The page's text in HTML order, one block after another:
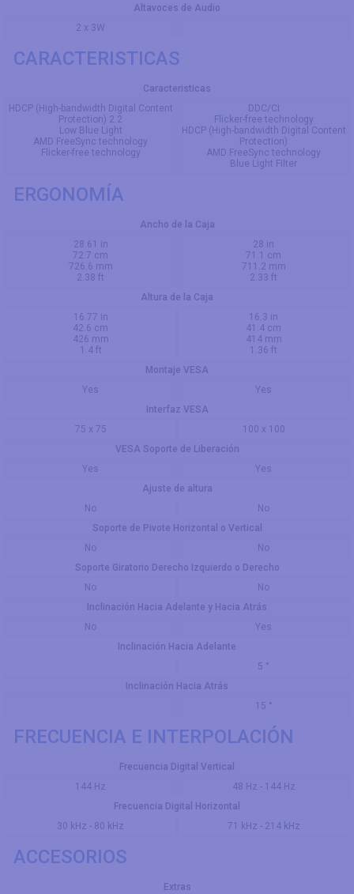
Altavoces de Audio
2 x 3W
CARACTERISTICAS
Caracteristicas
HDCP (High-bandwidth Digital Content
Protection) 2.2
Low Blue Light
AMD FreeSync technology
Flicker-free technology
DDC/CI
Flicker-free technology
HDCP (High-bandwidth Digital Content
Protection)
AMD FreeSync technology
Blue Light Filter
ERGONOMÍA
Ancho de la Caja
28.61 in
72.7 cm
726.6 mm
2.38 ft
28 in
71.1 cm
711.2 mm
2.33 ft
Altura de la Caja
16.77 in
42.6 cm
426 mm
1.4 ft
16.3 in
41.4 cm
414 mm
1.36 ft
Montaje VESA
Yes
Yes
Interfaz VESA
75 x 75
100 x 100
VESA Soporte de Liberación
Yes
Yes
Ajuste de altura
No
No
Soporte de Pivote Horizontal o Vertical
No
No
Soporte Giratorio Derecho Izquierdo o Derecho
No
No
Inclinación Hacia Adelante y Hacia Atrás
No
Yes
Inclinación Hacia Adelante
5 °
Inclinación Hacia Atrás
15 °
FRECUENCIA E INTERPOLACIÓN
Frecuencia Digital Vertical
144 Hz
48 Hz - 144 Hz
Frecuencia Digital Horizontal
30 kHz - 80 kHz
71 kHz - 214 kHz
ACCESORIOS
Extras